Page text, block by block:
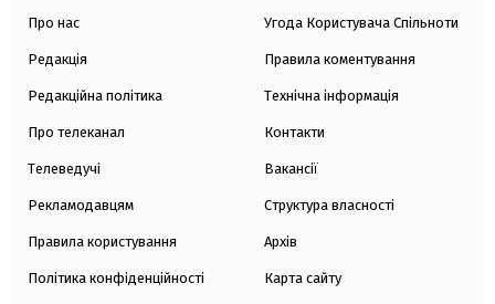
Про нас
Редакція
Редакційна політика
Про телеканал
Телеведучі
Рекламодавцям
Правила користування
Політика конфіденційності
Угода Користувача Спільноти
Правила коментування
Технічна інформація
Контакти
Вакансії
Структура власності
Архів
Карта сайту